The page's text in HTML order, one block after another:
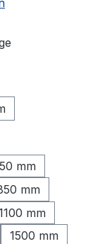
mm
mm
mm
1500 mm